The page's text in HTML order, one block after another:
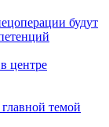
будут
центре
темой